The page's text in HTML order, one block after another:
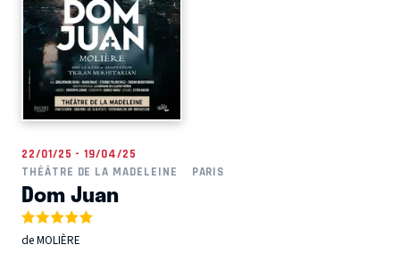
22/01/25 - 19/04/25
THÉÂTRE DE LA MADELEINE
PARIS
Dom Juan
de MOLIÈRE